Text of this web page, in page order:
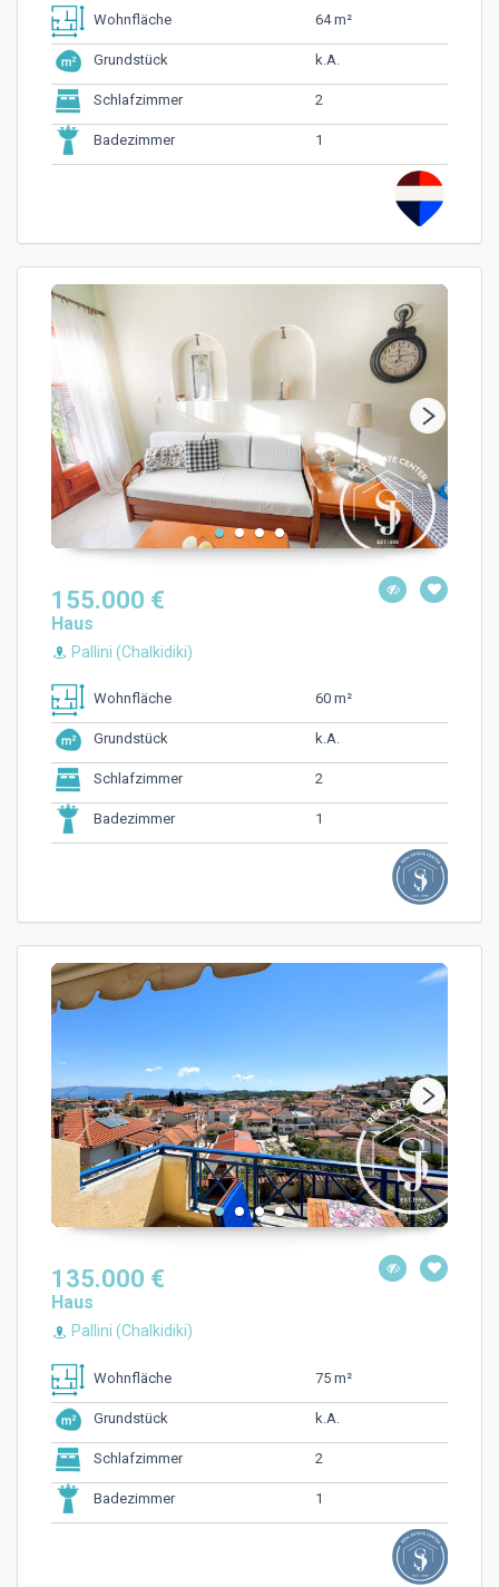
Wohnfläche 64 m²
Grundstück k.A.
Schlafzimmer 2
Badezimmer 1
155.000 €
Haus
Pallini (Chalkidiki)
Wohnfläche 60 m²
Grundstück k.A.
Schlafzimmer 2
Badezimmer 1
135.000 €
Haus
Pallini (Chalkidiki)
Wohnfläche 75 m²
Grundstück k.A.
Schlafzimmer 2
Badezimmer 1